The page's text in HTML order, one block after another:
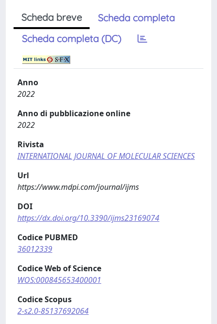
Scheda breve
Scheda completa
Scheda completa (DC)
Anno
2022
Anno di pubblicazione online
2022
Rivista
INTERNATIONAL JOURNAL OF MOLECULAR SCIENCES
Url
https://www.mdpi.com/journal/ijms
DOI
https://dx.doi.org/10.3390/ijms23169074
Codice PUBMED
36012339
Codice Web of Science
WOS:000845653400001
Codice Scopus
2-s2.0-85137692064